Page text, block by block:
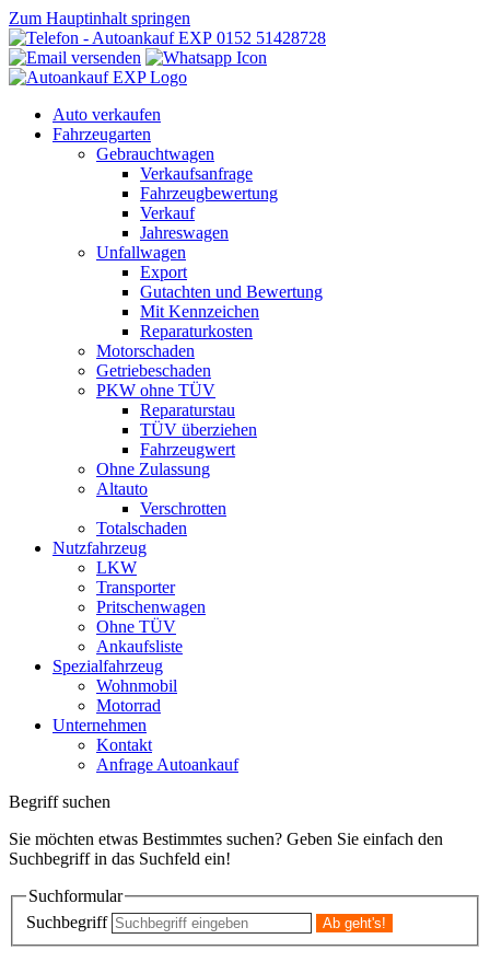
Zum Hauptinhalt springen
0152 51428728
Auto verkaufen
Fahrzeugarten
Gebrauchtwagen
Verkaufsanfrage
Fahrzeugbewertung
Verkauf
Jahreswagen
Unfallwagen
Export
Gutachten und Bewertung
Mit Kennzeichen
Reparaturkosten
Motorschaden
Getriebeschaden
PKW ohne TÜV
Reparaturstau
TÜV überziehen
Fahrzeugwert
Ohne Zulassung
Altauto
Verschrotten
Totalschaden
Nutzfahrzeug
LKW
Transporter
Pritschenwagen
Ohne TÜV
Ankaufsliste
Spezialfahrzeug
Wohnmobil
Motorrad
Unternehmen
Kontakt
Anfrage Autoankauf
Begriff suchen
Sie möchten etwas Bestimmtes suchen? Geben Sie einfach den
Suchbegriff in das Suchfeld ein!
Suchformular
Suchbegriff